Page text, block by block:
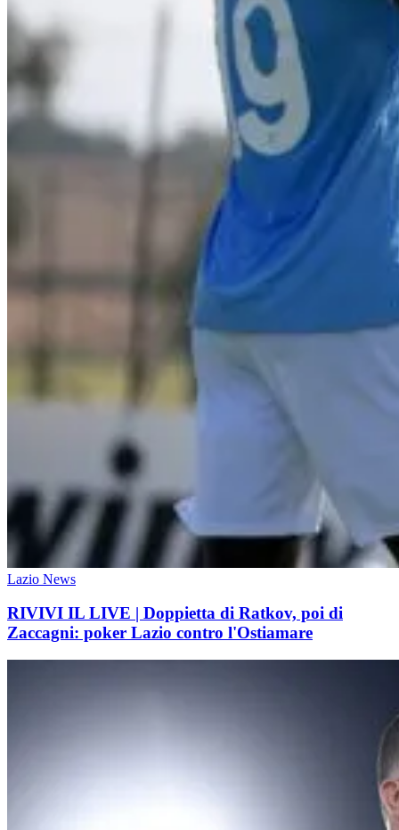
Lazio News
RIVIVI IL LIVE | Doppietta di Ratkov, poi di
Zaccagni: poker Lazio contro l'Ostiamare